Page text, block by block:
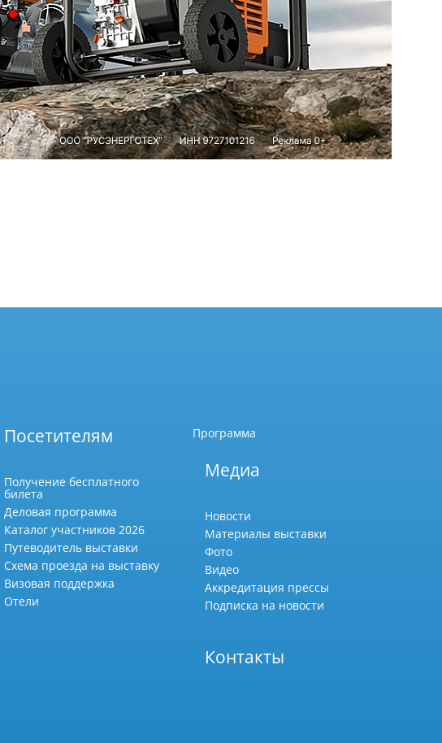
Посетителям
Получение бесплатного
билета
Деловая программа
Каталог участников 2026
Путеводитель выставки
Схема проезда на выставку
Визовая поддержка
Отели
Программа
Медиа
Новости
Материалы выставки
Фото
Видео
Аккредитация прессы
Подписка на новости
Контакты